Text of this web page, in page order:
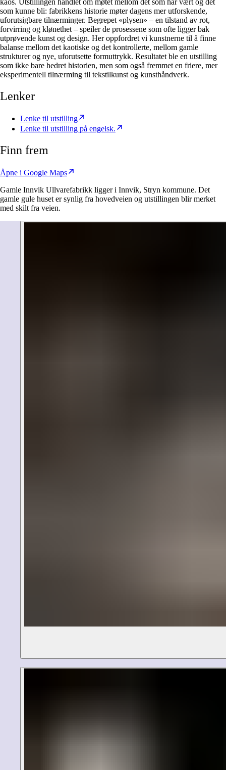
kaos. Utstillingen handlet om møtet mellom det som har vært og det
som kunne bli: fabrikkens historie møter dagens mer utforskende,
uforutsigbare tilnærminger. Begrepet «plysen» – en tilstand av rot,
forvirring og klønethet – speiler de prosessene som ofte ligger bak
utprøvende kunst og design. Her oppfordret vi kunstnerne til å finne
balanse mellom det kaotiske og det kontrollerte, mellom gamle
strukturer og nye, uforutsette formuttrykk. Resultatet ble en utstilling
som ikke bare hedret historien, men som også fremmet en friere, mer
eksperimentell tilnærming til tekstilkunst og kunsthåndverk.
Lenker
Lenke til utstilling
Lenke til utstilling på engelsk.
Finn frem
Åpne i Google Maps
Gamle Innvik Ullvarefabrikk ligger i Innvik, Stryn kommune. Det
gamle gule huset er synlig fra hovedveien og utstillingen blir merket
med skilt fra veien.